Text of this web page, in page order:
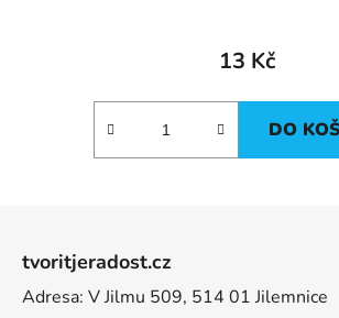
13 Kč
DO
tvoritjeradost.cz
Adresa: V Jilmu 509, 514 01 Jilemnice